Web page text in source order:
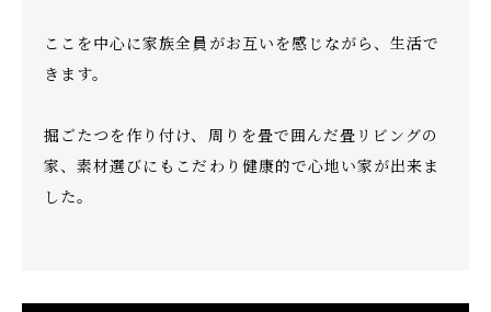
ここを中心に家族全員がお互いを感じながら、生活で
きます。
掘ごたつを作り付け、周りを畳で囲んだ畳リビングの
家、素材選びにもこだわり健康的で心地い家が出来ま
した。